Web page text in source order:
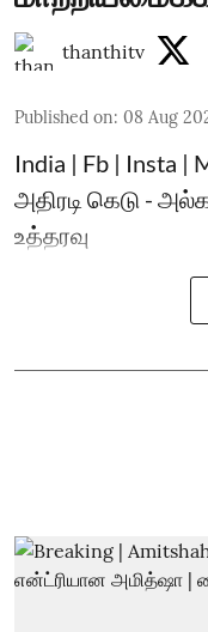
thanthitv
Published on: 08 Aug
India | Fb | Insta |
அதிரடி கெடு -
உத்தரவு